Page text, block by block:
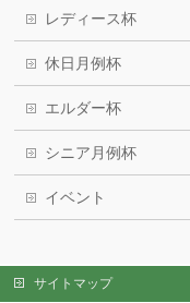
レディース杯
休日月例杯
エルダー杯
シニア月例杯
イベント
サイトマップ